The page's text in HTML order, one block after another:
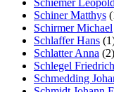
Schiner Matthys
Schirmer Michael
Schlaffer Hans
Schlatter Anna (2)
Schlegel Friedrich
Schmedding